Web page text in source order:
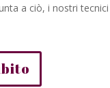
a ciò, i nostri